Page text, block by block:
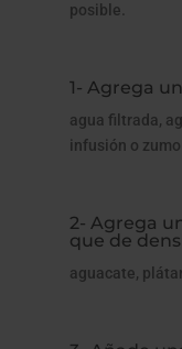
posible.
1- Agrega
agua filtrada,
infusión o
2- Agrega
que de
aguacate,